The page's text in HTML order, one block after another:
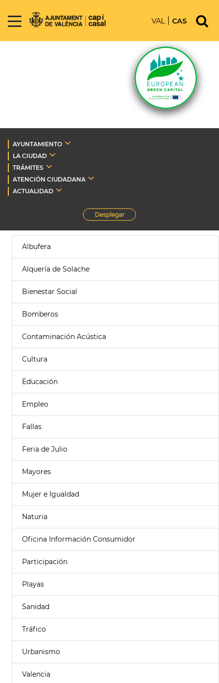
VAL CAS
AYUNTAMIENTO
LA CIUDAD
TRÁMITES
ATENCIÓN CIUDADANA
ACTUALIDAD
Desplegar
Albufera
Alquería de Solache
Bienestar Social
Bomberos
Contaminación Acústica
Cultura
Educación
Empleo
Fallas
Feria de Julio
Mayores
Mujer e Igualdad
Naturia
Oficina Información Consumidor
Participación
Playas
Sanidad
Tráfico
Urbanismo
Valencia